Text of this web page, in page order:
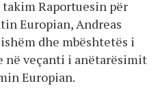
Raportuesin për
Europian, Andreas
dhe mbështetës i
në veçanti i anëtarësimit
Europian.